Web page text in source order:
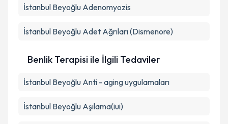
İstanbul Beyoğlu Adenomyozis
İstanbul Beyoğlu Adet Ağrıları (Dismenore)
Benlik Terapisi ile İlgili Tedaviler
İstanbul Beyoğlu Anti - aging uygulamaları
İstanbul Beyoğlu Aşılama(iui)